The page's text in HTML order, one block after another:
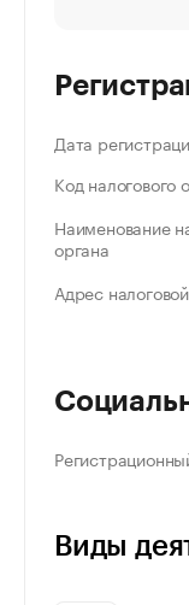
Дата
Код налогового
Наименование
органа
Адрес налоговой
Виды